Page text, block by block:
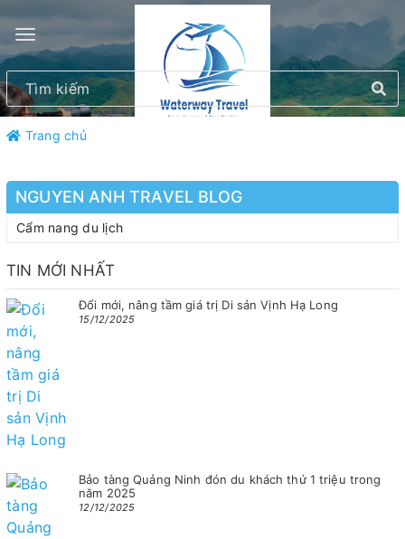
Trang chủ
NGUYEN ANH TRAVEL BLOG
Cẩm nang du lịch
TIN MỚI NHẤT
Đổi mới, nâng tầm giá trị Di sản Vịnh Hạ Long
15/12/2025
Bảo tàng Quảng Ninh đón du khách thứ 1 triệu trong
năm 2025
12/12/2025